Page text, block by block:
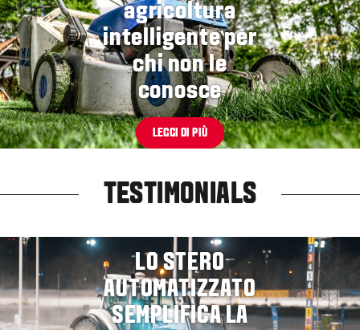
agricoltura
intelligente per
chi non le
conosce
LEGGI DI PIÙ
TESTIMONIALS
LO STERO
AUTOMATIZZATO
SEMPLIFICA LA